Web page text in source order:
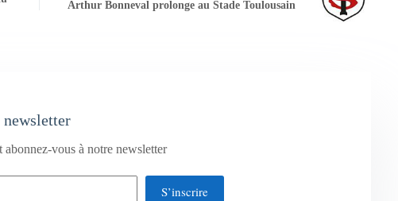
Arthur Bonneval prolonge au Stade Toulousain
abonnez-vous à notre newsletter
S’inscrire